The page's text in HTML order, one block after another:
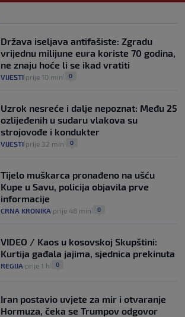
0
automobilom na Hvar iz Zagreba, a
koliko iz Osijeka
VIJESTI 14
Država iseljava antifašiste: Zgradu
vrijednu milijune eura koriste 70 godina,
ne znaju hoće li se ikad vratiti
VIJESTI prije 10 min 0
Uzrok nesreće i dalje nepoznat: Među 25
ozlijeđenih u sudaru vlakova su
strojovođe i kondukter
VIJESTI prije 32 min 0
Tijelo muškarca pronađeno na ušću
Kupe u Savu, policija objavila prve
informacije
CRNA KRONIKA prije 48 min 0
VIDEO / Kaos u kosovskoj Skupštini:
Kurtija gađala jajima, sjednica prekinuta
REGIJA prije 1 h 0
Iran postavio uvjete za mir i otvaranje
Hormuza, čeka se Trumpov odgovor